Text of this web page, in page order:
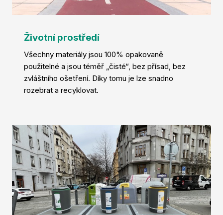
Životní prostředí
Všechny materiály jsou 100% opakovaně
použitelné a jsou téměř „čisté“, bez přísad, bez
zvláštního ošetření. Díky tomu je lze snadno
rozebrat a recyklovat.